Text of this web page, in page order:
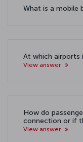
What is a mobile
At which airports
View answer
How do
connection or if
View answer